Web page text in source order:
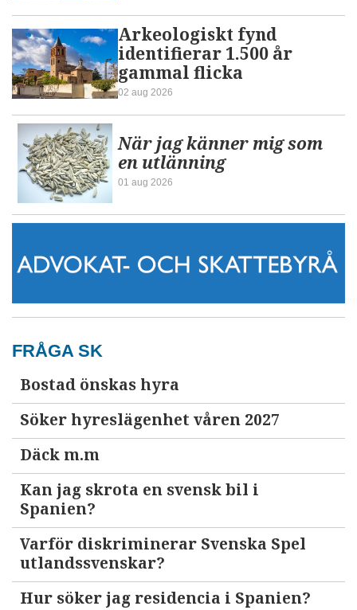
Arkeologiskt fynd
identifierar 1.500 år
gammal flicka
02 aug 2026
När jag känner mig som
en utlänning
01 aug 2026
FRÅGA SK
Bostad önskas hyra
Söker hyreslägenhet våren 2027
Däck m.m
Kan jag skrota en svensk bil i
Spanien?
Varför diskriminerar Svenska Spel
utlandssvenskar?
Hur söker jag residencia i Spanien?